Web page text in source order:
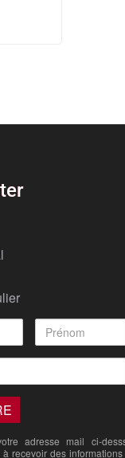
adresse mail ci-
recevoir des